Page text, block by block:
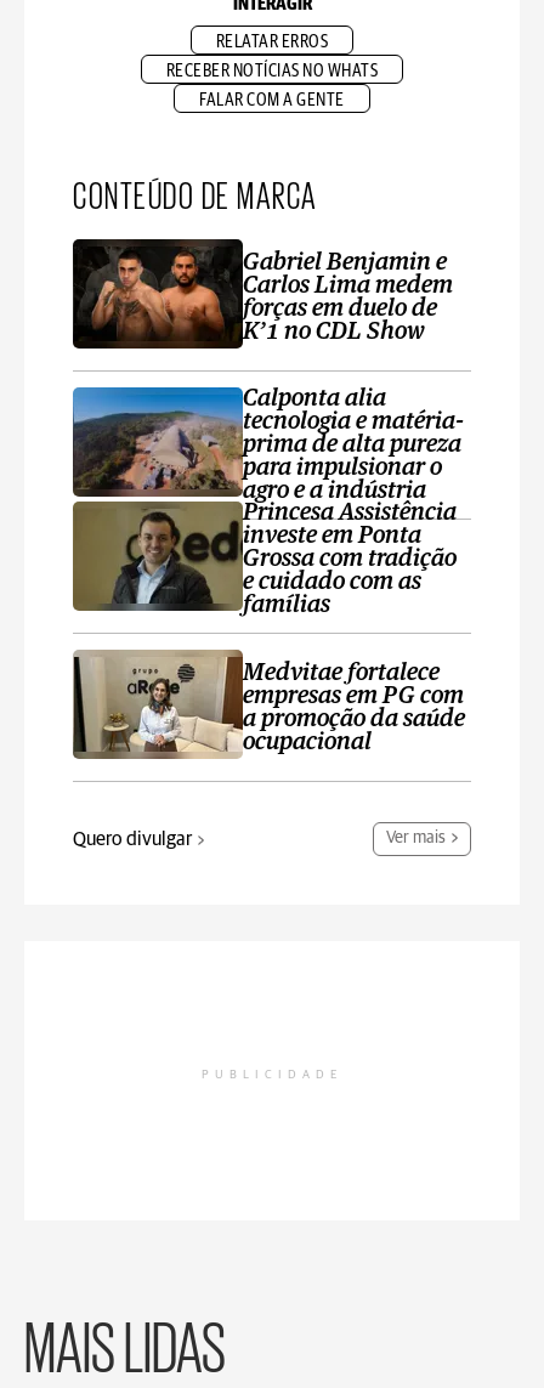
INTERAGIR
RELATAR ERROS
RECEBER NOTÍCIAS NO WHATS
FALAR COM A GENTE
CONTEÚDO DE MARCA
Gabriel Benjamin e
Carlos Lima medem
forças em duelo de
K’1 no CDL Show
Calponta alia
tecnologia e matéria-
prima de alta pureza
para impulsionar o
agro e a indústria
Princesa Assistência
investe em Ponta
Grossa com tradição
e cuidado com as
famílias
Medvitae fortalece
empresas em PG com
a promoção da saúde
ocupacional
Quero divulgar Ver mais
PUBLICIDADE
MAIS LIDAS